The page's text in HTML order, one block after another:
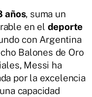
años, suma un
en el deporte
con Argentina
Balones de Oro
Messi ha
por la excelencia
capacidad